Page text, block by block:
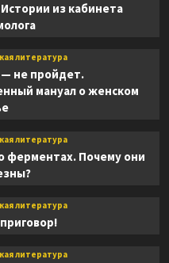
из кабинета
литература
не пройдет.
мануал о женском
литература
ферментах. Почему они
литература
литература